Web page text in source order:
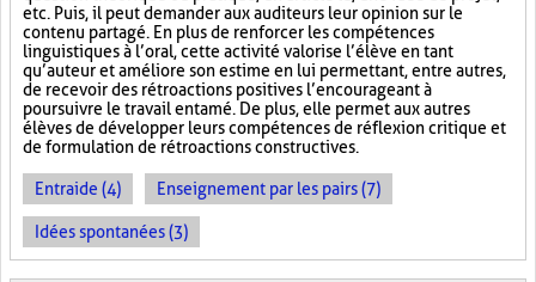
etc. Puis, il peut demander aux auditeurs leur opinion sur le
contenu partagé. En plus de renforcer les compétences
linguistiques à l’oral, cette activité valorise l’élève en tant
qu’auteur et améliore son estime en lui permettant, entre autres,
de recevoir des rétroactions positives l’encourageant à
poursuivre le travail entamé. De plus, elle permet aux autres
élèves de développer leurs compétences de réflexion critique et
de formulation de rétroactions constructives.
Entraide (4) Enseignement par les pairs (7)
Idées spontanées (3)